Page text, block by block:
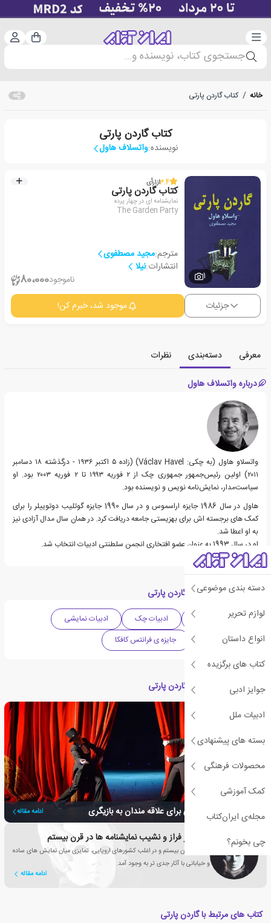
دسته‌بندی سبد
جستجوی کتاب، نویسنده و...
دسته بندی موضوعی
لوازم تحریر
انواع داستان
کتاب های برگزیده
جوایز ادبی
ادبیات ملل
بسته های پیشنهادی
محصولات فرهنگی
کمک آموزشی
مجله‌ی ایران‌کتاب
چی بخونم؟
خانه / کتاب گاردن پارتی
کتاب گاردن پارتی
نویسنده:واتسلاف هاول
1
3.4از1رأی
کتاب گاردن پارتی
ن‍م‍ای‍ش‍ن‍ام‍ه ای در چ‍ه‍ار پ‍رده
The Garden Party
مترجم:مجید مصطفوی
انتشارات:نیلا
ناموجود80،000
جزئیات موجود شد، خبرم کن!
معرفی دسته‌بندی
نظرات
درباره واتسلاف هاول
واتسلاو هاول (به چکی: Václav Havel) (زاده ۵ اکتبر ۱۹۳۶ - درگذشته ۱۸ دسامبر
۲۰۱۱) اولین رئیس‌جمهور جمهوری چک از ۲ فوریه ۱۹۹۳ تا ۲ فوریه ۲۰۰۳ بود. او
سیاست‌مدار، نمایش‌نامه نویس و نویسنده بود.
هاول در سال 1986 جایزه اراسموس و در سال 1990 جایزه گوتلیب دوتوییلر را برای
کمک های برجسته اش برای بهزیستی جامعه دریافت کرد. در همان سال مدال آزادی نیز
به او اعطا شد.
او در سال 1993 به عنوان عضو افتخاری انجمن سلطنتی ادبیات انتخاب شد.
دسته بندی های کتاب گاردن پارتی
دهه 1960 میلادی ادبیات چک
ادبیات نمایشی
نمایشنامه درام
جایزه ی فرانتس کافکا
مقالات مرتبط با کتاب گاردن پارتی
نمایشنامه های ضروری برای علاقه مندان به بازیگری ادامه مقاله
مسیر پر فراز و نشیب نمایشنامه ها در قرن بیستم
در اوایل قرن بیستم و در اغلب کشورهای اروپایی، تمایزی میان نمایش های ساده
و خیابانی با آثار جدی تر به وجود آمد.
ادامه مقاله
کتاب های مرتبط با گاردن پارتی